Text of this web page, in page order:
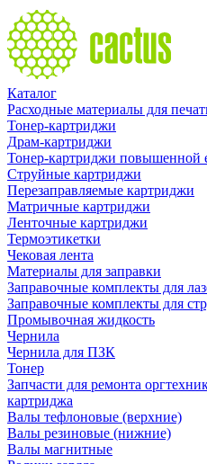
Каталог
Расходные материалы для
Тонер-картриджи
Драм-картриджи
Тонер-картриджи повышенной
Струйные картриджи
Перезаправляемые картриджи
Матричные картриджи
Ленточные картриджи
Термоэтикетки
Чековая лента
Материалы для заправки
Заправочные комплекты для
Заправочные комплекты для
Промывочная жидкость
Чернила
Чернила для ПЗК
Тонер
Запчасти для ремонта
картриджа
Валы тефлоновые (верхние)
Валы резиновые (нижние)
Валы магнитные